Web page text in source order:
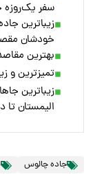
سفر
زیباترین
خودشان
بهترین
تمیزترین و
زیباترین
الیمستان
جاده چالوس